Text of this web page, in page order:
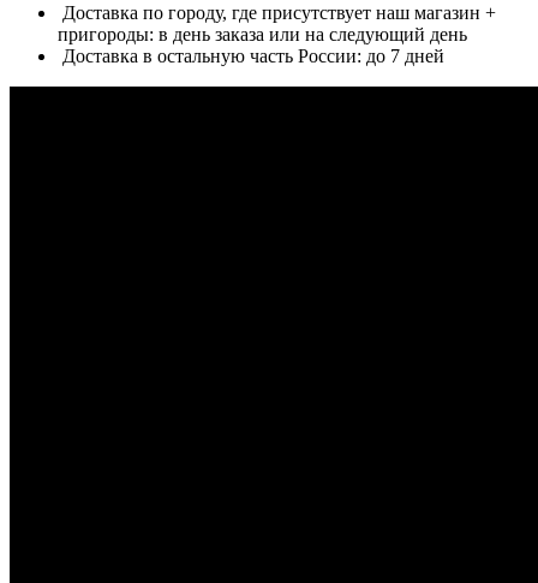
Доставка по городу, где присутствует наш магазин +
пригороды: в день заказа или на следующий день
Доставка в остальную часть России: до 7 дней